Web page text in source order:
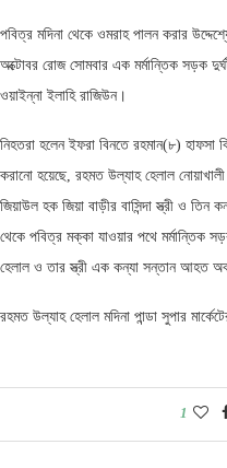
পবিত্র মদিনা থেকে ওমরাহ পালন করার
অক্টোবর রোজ সোমবার এক মর্মান্তিক সড়ক
ওয়াইন্না ইলাহি রাজিউন।
নিহতরা হলেন ইফরা বিনতে রহমান(৮) হাফসা
করানো হয়েছে, রহমত উল্যাহ হেলাল
জিয়াউল হক জিয়া বাড়ীর বাসিন্দা স্ত্রী ও তিন
থেকে পবিত্র মক্কা যাওয়ার পথে মর্মান্তিক
হেলাল ও তার স্ত্রী এক কন্যা সন্তান আহত
রহমত উল্যাহ হেলাল মদিনা পান্ডা সুপার
1